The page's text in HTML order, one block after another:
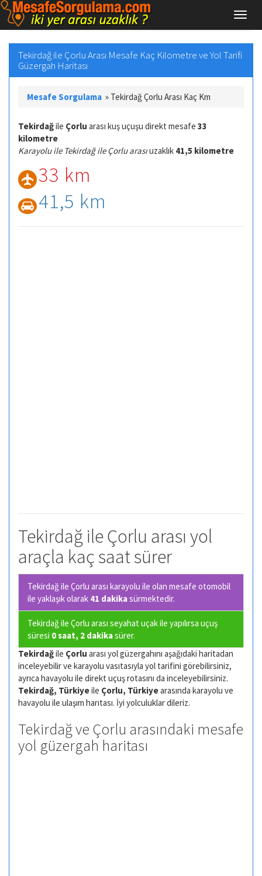
Tekirdağ ile Çorlu Arası Mesafe Kaç Kilometre ve Yol Tarifi
Güzergah Haritası
Mesafe Sorgulama » Tekirdağ Çorlu Arası Kaç Km
Tekirdağile Çorlu arası kuş uçuşu direkt mesafe 33
kilometre
Karayolu ile Tekirdağ ile Çorlu arasıuzaklık 41,5 kilometre
33 km
41,5 km
Tekirdağ ile Çorlu arası yol
araçla kaç saat sürer
Tekirdağ ile Çorlu arası karayolu ile olan mesafe otomobil
ile yaklaşık olarak 41 dakikasürmektedir.
Tekirdağ ile Çorlu arası seyahat uçak ile yapılırsa uçuş
süresi 0 saat, 2 dakikasürer.
Tekirdağile Çorlu arası yol güzergahını aşağıdaki haritadan
inceleyebilir ve karayolu vasıtasıyla yol tarifini görebilirsiniz,
ayrıca havayolu ile direkt uçuş rotasını da inceleyebilirsiniz.
Tekirdağ, Türkiyeile Çorlu, Türkiyearasında karayolu ve
havayolu ile ulaşım harıtası. İyi yolculuklar dileriz.
Tekirdağ ve Çorlu arasındaki mesafe
yol güzergah haritası